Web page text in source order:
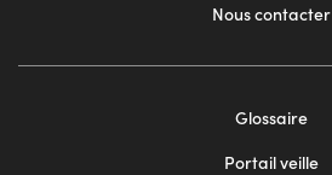
Nous contacter
Glossaire
Portail veille